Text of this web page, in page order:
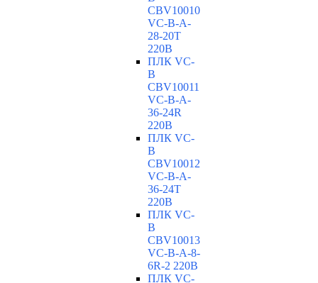
CBV10010
VC-В-A-
28-20T
220В
ПЛК VC-
B
CBV10011
VC-В-A-
36-24R
220В
ПЛК VC-
B
CBV10012
VC-В-A-
36-24T
220В
ПЛК VC-
B
CBV10013
VC-В-A-8-
6R-2 220В
ПЛК VC-